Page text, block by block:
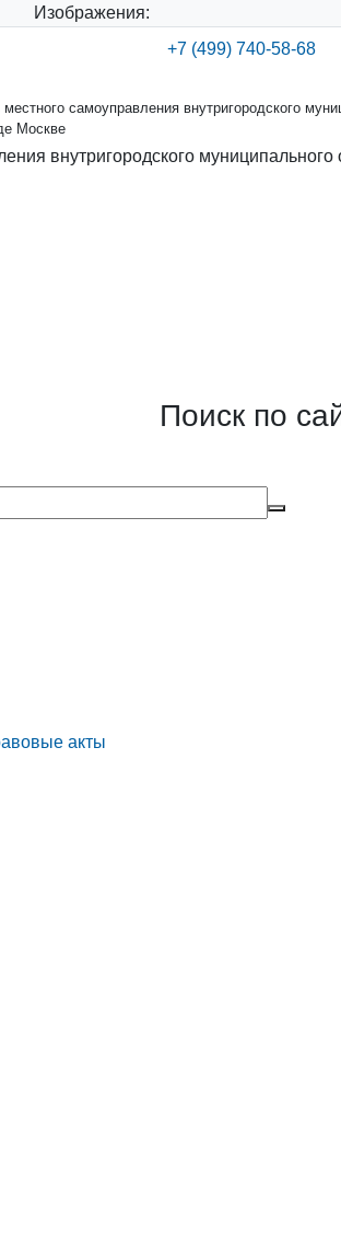
Изображения:
+7 (499) 740-58-68
самоуправления внутригородского
Москве
внутригородского
Поиск по
акты